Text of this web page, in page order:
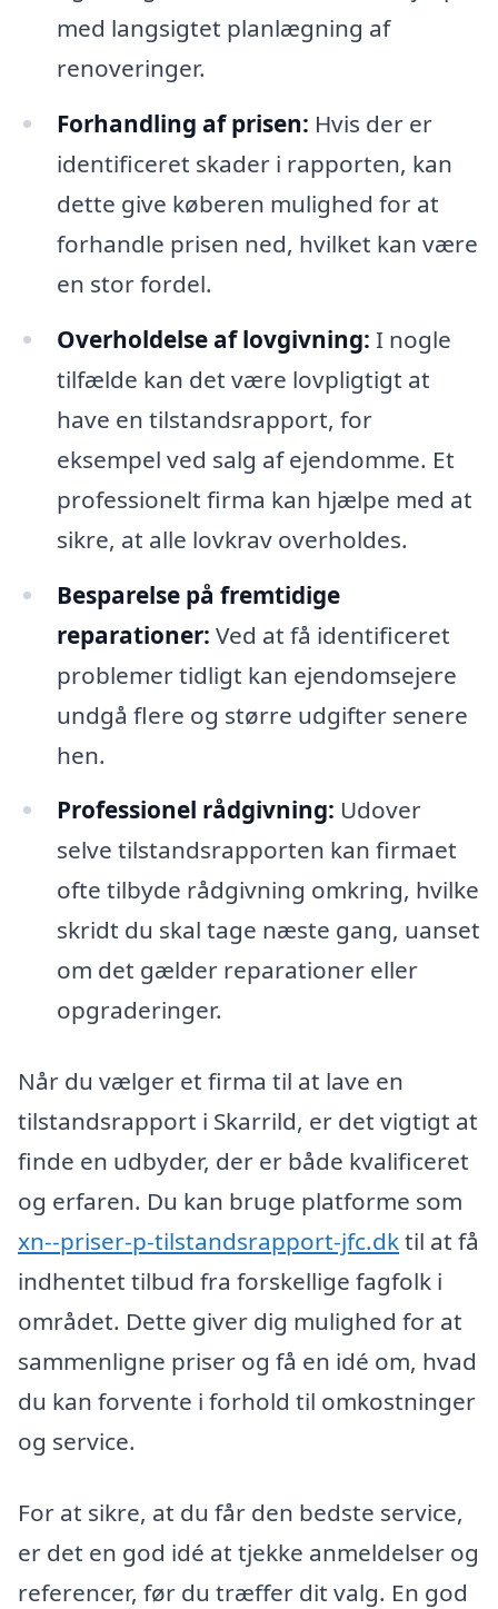
med langsigtet planlægning af
renoveringer.
Forhandling af prisen: Hvis der er
identificeret skader i rapporten, kan
dette give køberen mulighed for at
forhandle prisen ned, hvilket kan være
en stor fordel.
Overholdelse af lovgivning: I nogle
tilfælde kan det være lovpligtigt at
have en tilstandsrapport, for
eksempel ved salg af ejendomme. Et
professionelt firma kan hjælpe med at
sikre, at alle lovkrav overholdes.
Besparelse på fremtidige
reparationer: Ved at få identificeret
problemer tidligt kan ejendomsejere
undgå flere og større udgifter senere
hen.
Professionel rådgivning: Udover
selve tilstandsrapporten kan firmaet
ofte tilbyde rådgivning omkring, hvilke
skridt du skal tage næste gang, uanset
om det gælder reparationer eller
opgraderinger.
Når du vælger et firma til at lave en
tilstandsrapport i Skarrild, er det vigtigt at
finde en udbyder, der er både kvalificeret
og erfaren. Du kan bruge platforme som
xn--priser-p-tilstandsrapport-jfc.dktil at få
indhentet tilbud fra forskellige fagfolk i
området. Dette giver dig mulighed for at
sammenligne priser og få en idé om, hvad
du kan forvente i forhold til omkostninger
og service.
For at sikre, at du får den bedste service,
er det en god idé at tjekke anmeldelser og
referencer, før du træffer dit valg. En god